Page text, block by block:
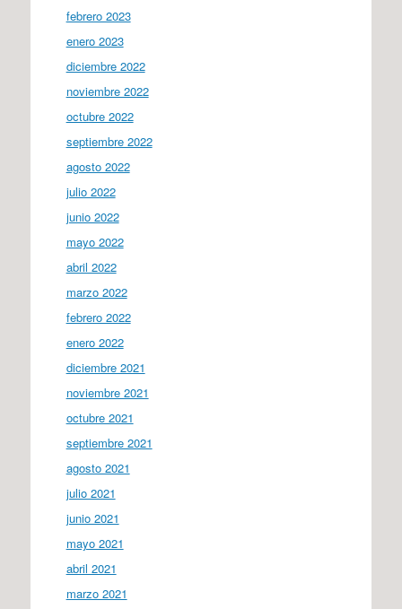
febrero 2023
enero 2023
diciembre 2022
noviembre 2022
octubre 2022
septiembre 2022
agosto 2022
julio 2022
junio 2022
mayo 2022
abril 2022
marzo 2022
febrero 2022
enero 2022
diciembre 2021
noviembre 2021
octubre 2021
septiembre 2021
agosto 2021
julio 2021
junio 2021
mayo 2021
abril 2021
marzo 2021